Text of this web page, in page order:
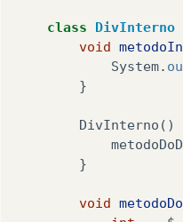
class DivInterno
void
System.
}
DivInterno ()
}
void